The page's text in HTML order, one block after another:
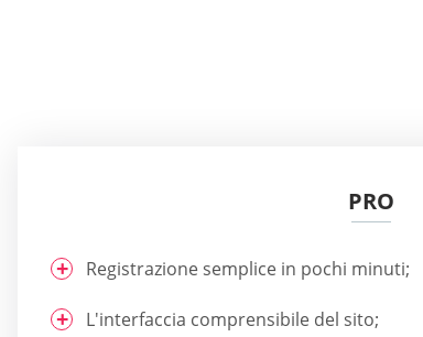
PRO
Registrazione semplice in pochi minuti;
L'interfaccia comprensibile del sito;